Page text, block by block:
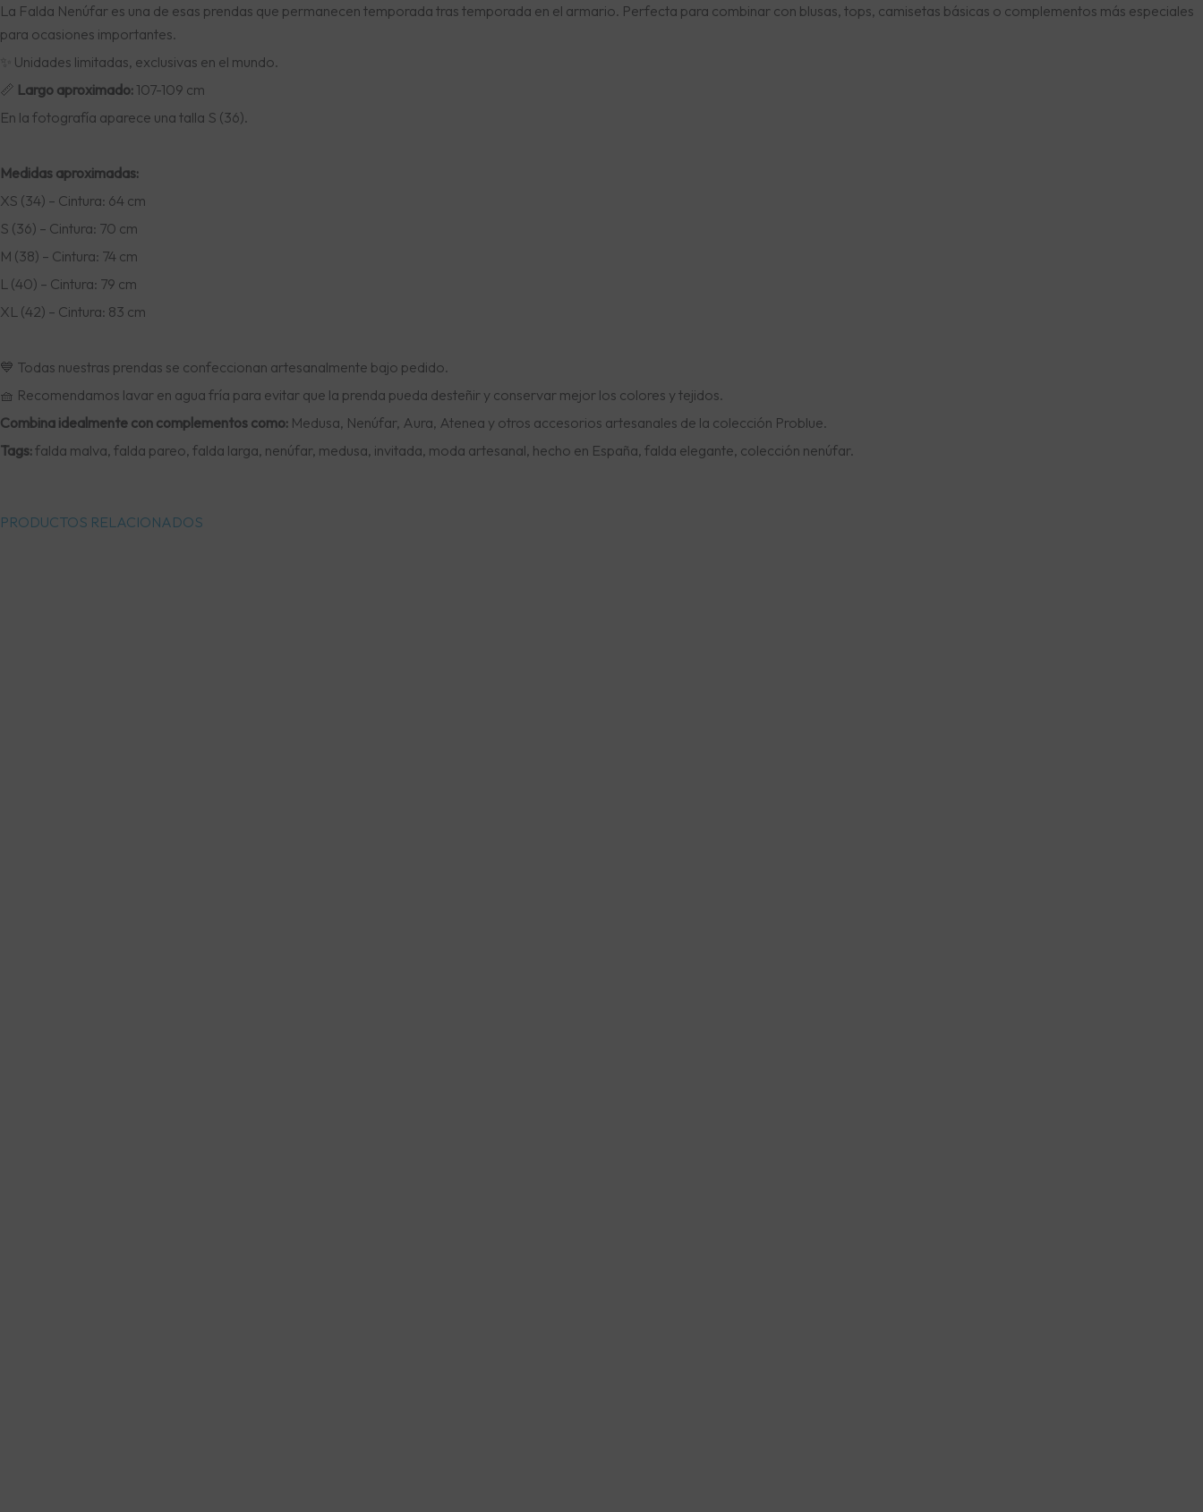
La Falda Nenúfar es una de esas prendas que permanecen temporada tras temporada en el armario. Perfecta para combinar con blusas, tops, camisetas básicas o complementos más especiales
para ocasiones importantes.
✨ Unidades limitadas, exclusivas en el mundo.
📏 Largo aproximado: 107-109 cm
En la fotografía aparece una talla S (36).
Medidas aproximadas:
XS (34) – Cintura: 64 cm
S (36) – Cintura: 70 cm
M (38) – Cintura: 74 cm
L (40) – Cintura: 79 cm
XL (42) – Cintura: 83 cm
💙 Todas nuestras prendas se confeccionan artesanalmente bajo pedido.
🧺 Recomendamos lavar en agua fría para evitar que la prenda pueda desteñir y conservar mejor los colores y tejidos.
Combina idealmente con complementos como: Medusa, Nenúfar, Aura, Atenea y otros accesorios artesanales de la colección Problue.
Tags:falda malva, falda pareo, falda larga, nenúfar, medusa, invitada, moda artesanal, hecho en España, falda elegante, colección nenúfar.
PRODUCTOS RELACIONADOS